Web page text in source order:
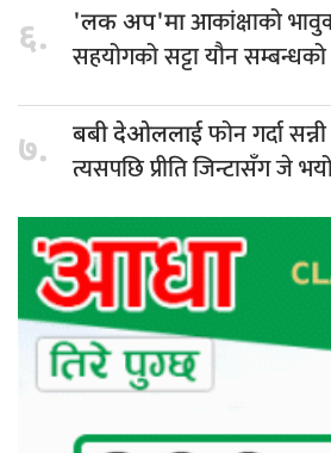
६. 'लक अप'माआकांक्षाको
सहयोगको सट्टा यौन
७. बबी देओललाईफोन गर्दा
त्यसपछि प्रीति जिन्टासँग जे